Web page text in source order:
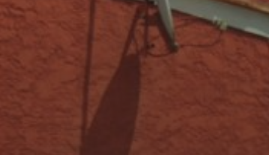
MIDNIGHT CARS & BOAT
RASSEMBLEMENT DE
PRESTIGE SOUS LE SOLEIL
DE SAINT-AYGULF